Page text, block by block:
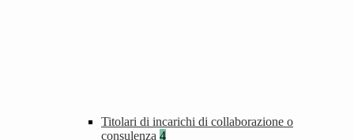
Titolari di incarichi di collaborazione o
consulenza 4